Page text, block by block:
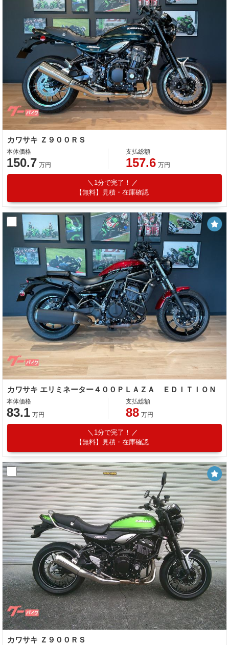
カワサキ Ｚ９００ＲＳ
本体価格
150.7 万円
支払総額
157.6 万円
1分で完了！
【無料】見積・在庫確認
カワサキ エリミネーター４００ＰＬＡＺＡ ＥＤＩＴＩＯＮ
本体価格
83.1 万円
支払総額
88 万円
1分で完了！
【無料】見積・在庫確認
カワサキ Ｚ９００ＲＳ